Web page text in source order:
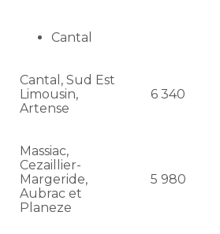
Cantal
Cantal, Sud Est
Limousin,
Artense
6 340
Massiac,
Cezaillier-
Margeride,
Aubrac et
Planeze
5 980